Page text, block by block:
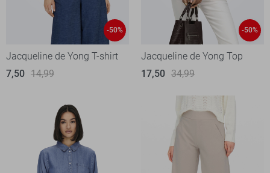
-50%
Jacqueline de Yong T-shirt
7,50 14,99
-50%
Jacqueline de Yong Top
17,50 34,99